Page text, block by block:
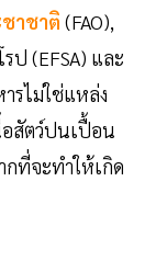
าชาติ (FAO),
ป (EFSA) และ
ารไม่ใช่แหล่ง
สัตว์ปนเปื้อน
กที่จะทำให้เกิด